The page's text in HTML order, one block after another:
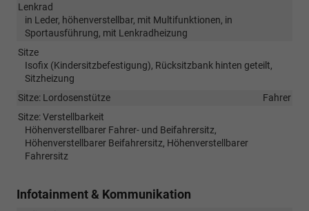
Lenkrad
in Leder, höhenverstellbar, mit Multifunktionen, in
Sportausführung, mit Lenkradheizung
Sitze
Isofix (Kindersitzbefestigung), Rücksitzbank hinten geteilt,
Sitzheizung
Sitze: Lordosenstütze
Fahrer
Sitze: Verstellbarkeit
Höhenverstellbarer Fahrer- und Beifahrersitz,
Höhenverstellbarer Beifahrersitz, Höhenverstellbarer
Fahrersitz
Infotainment & Kommunikation